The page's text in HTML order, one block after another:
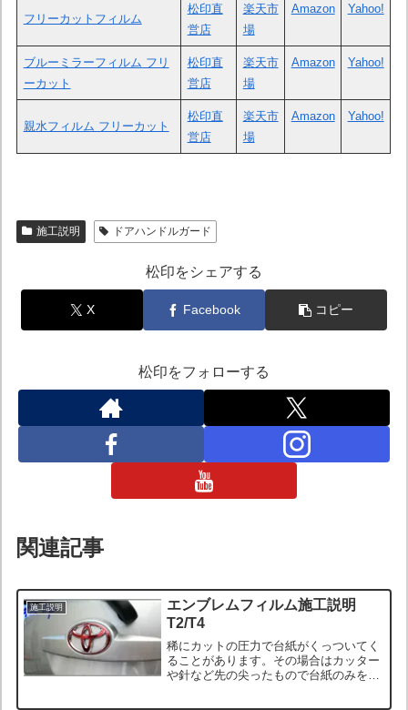
フリーカットフィルム
松印直
営店
楽天市
場
Amazon Yahoo!
ブルーミラーフィルム フリ
ーカット
松印直
営店
楽天市
場
Amazon Yahoo!
親水フィルム フリーカット
松印直
営店
楽天市
場
Amazon Yahoo!
施工説明 ドアハンドルガード
松印をシェアする
X Facebook コピー
松印をフォローする
関連記事
施工説明
エンブレムフィルム施工説明
T2/T4
稀にカットの圧力で台紙がくっついてく
ることがあります。その場合はカッター
や針など先の尖ったもので台紙のみを取